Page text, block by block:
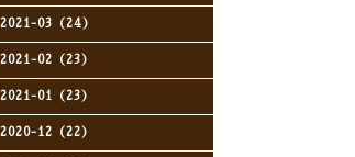
2021-03（24）
2021-02（23）
2021-01（23）
2020-12（22）